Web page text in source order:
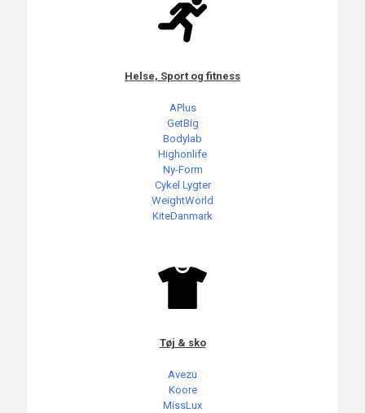
Helse, Sport og fitness
APlus
GetBig
Bodylab
Highonlife
Ny-Form
Cykel Lygter
WeightWorld
KiteDanmark
Tøj & sko
Avezu
Koore
MissLux